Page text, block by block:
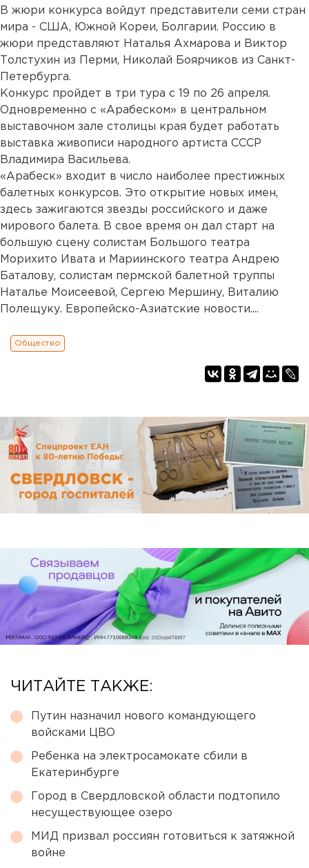
В жюри конкурса войдут представители семи стран
мира - США, Южной Кореи, Болгарии. Россию в
жюри представляют Наталья Ахмарова и Виктор
Толстухин из Перми, Николай Боярчиков из Санкт-
Петербурга.
Конкурс пройдет в три тура с 19 по 26 апреля.
Одновременно с «Арабеском» в центральном
выставочном зале столицы края будет работать
выставка живописи народного артиста СССР
Владимира Васильева.
«Арабеск» входит в число наиболее престижных
балетных конкурсов. Это открытие новых имен,
здесь зажигаются звезды российского и даже
мирового балета. В свое время он дал старт на
большую сцену солистам Большого театра
Морихито Ивата и Мариинского театра Андрею
Баталову, солистам пермской балетной труппы
Наталье Моисеевой, Сергею Мершину, Виталию
Полещуку. Европейско-Азиатские новости....
Общество
ЧИТАЙТЕ ТАКЖЕ:
Путин назначил нового командующего
войсками ЦВО
Ребенка на электросамокате сбили в
Екатеринбурге
Город в Свердловской области подтопило
несуществующее озеро
МИД призвал россиян готовиться к затяжной
войне